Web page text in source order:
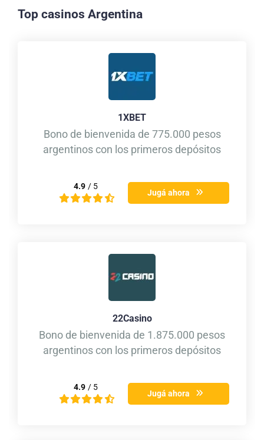
Top casinos Argentina
1XBET
Bono de bienvenida de 775.000 pesos
argentinos con los primeros depósitos
4.9 / 5
Jugá ahora
22Casino
Bono de bienvenida de 1.875.000 pesos
argentinos con los primeros depósitos
4.9 / 5
Jugá ahora